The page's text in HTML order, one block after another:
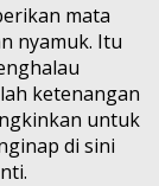
mata
nyamuk. Itu
ketenangan
untuk
di sini